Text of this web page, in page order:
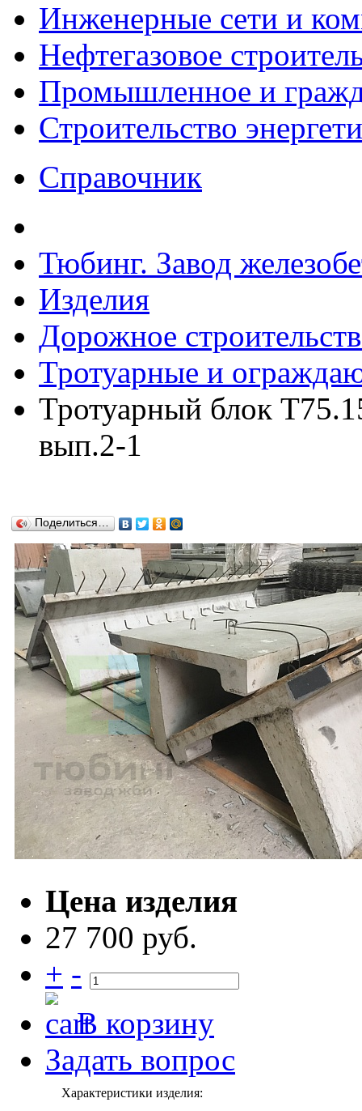
Инженерные сети и
Нефтегазовое
Промышленное и
Строительство
Справочник
Тюбинг. Завод
Изделия
Дорожное
Тротуарные и
Тротуарный блок
вып.2-1
Поделиться…
Цена изделия
27 700 руб.
+ -
В корзину
Задать вопрос
Характеристики изделия: